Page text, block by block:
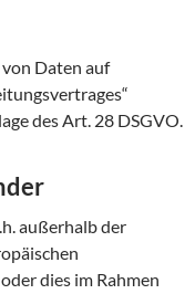
Daten auf
des Art. 28 DSGVO.
außerhalb der
dies im Rahmen